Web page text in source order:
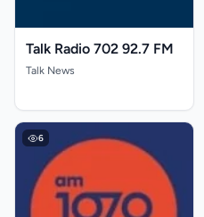
Talk Radio 702 92.7 FM
Talk News
6